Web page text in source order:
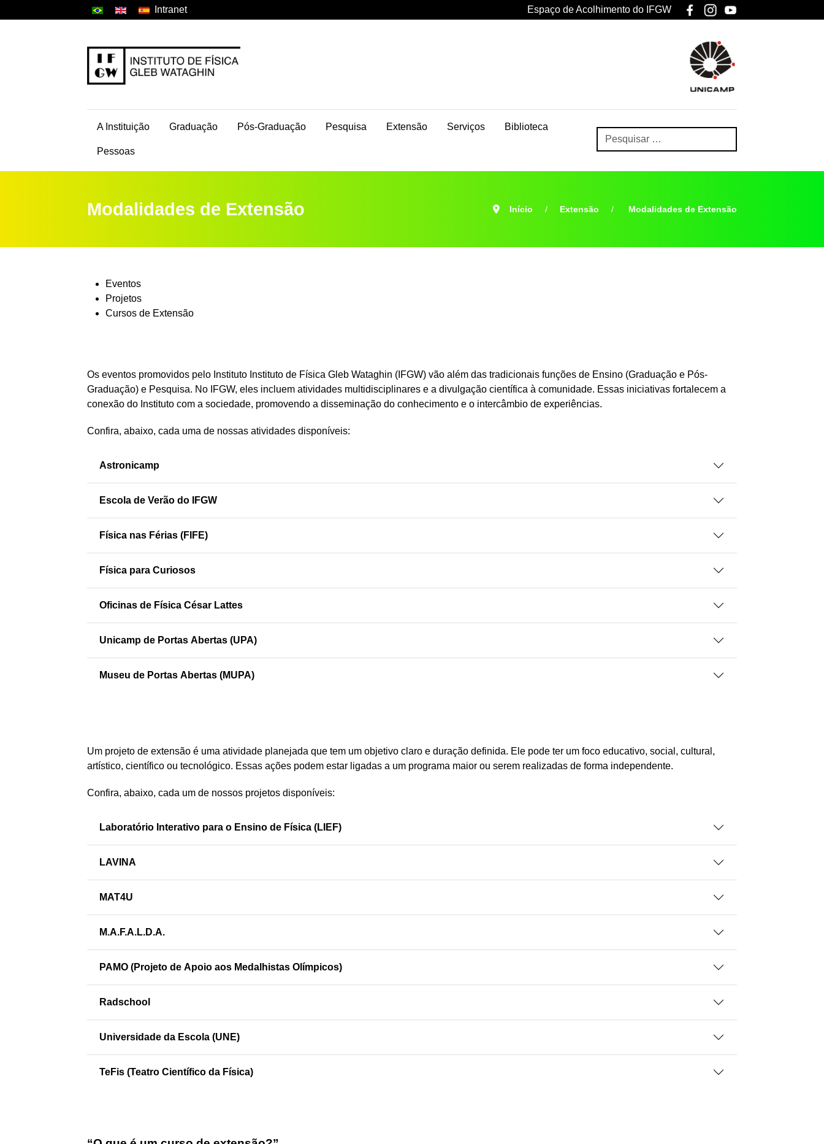
Intranet Espaço de Acolhimento do IFGW
A Instituição Graduação Pós-Graduação Pesquisa Extensão Serviços Biblioteca
Pessoas
Modalidades de Extensão Início Extensão Modalidades de Extensão
Eventos
Projetos
Cursos de Extensão
Os eventos promovidos pelo Instituto Instituto de Física Gleb Wataghin (IFGW) vão além das tradicionais funções de Ensino (Graduação e Pós-
Graduação) e Pesquisa. No IFGW, eles incluem atividades multidisciplinares e a divulgação científica à comunidade. Essas iniciativas fortalecem a
conexão do Instituto com a sociedade, promovendo a disseminação do conhecimento e o intercâmbio de experiências.
Confira, abaixo, cada uma de nossas atividades disponíveis:
Astronicamp
Escola de Verão do IFGW
Física nas Férias (FIFE)
Física para Curiosos
Oficinas de Física César Lattes
Unicamp de Portas Abertas (UPA)
Museu de Portas Abertas (MUPA)
Um projeto de extensão é uma atividade planejada que tem um objetivo claro e duração definida. Ele pode ter um foco educativo, social, cultural,
artístico, científico ou tecnológico. Essas ações podem estar ligadas a um programa maior ou serem realizadas de forma independente.
Confira, abaixo, cada um de nossos projetos disponíveis:
Laboratório Interativo para o Ensino de Física (LIEF)
LAVINA
MAT4U
M.A.F.A.L.D.A.
PAMO (Projeto de Apoio aos Medalhistas Olímpicos)
Radschool
Universidade da Escola (UNE)
TeFis (Teatro Científico da Física)